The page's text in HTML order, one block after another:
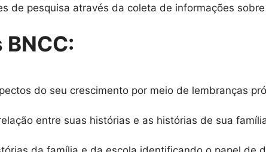
de pesquisa através da coleta de informações
do seu crescimento por meio de lembranças
entre suas histórias e as histórias de sua